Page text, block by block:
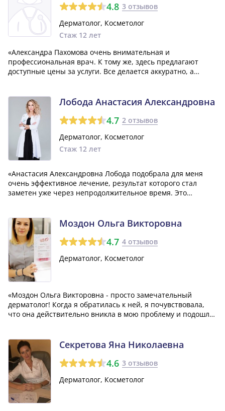
4.8 3 отзывов
Дерматолог, Косметолог
Стаж 12 лет
«Александра Пахомова очень внимательная и
профессиональная врач. К тому же, здесь предлагают
доступные цены за услуги. Все делается аккуратно, а
процедур. В центре используется только новое
оборудование,...»
Лобода Анастасия Александровна
4.7 2 отзывов
Дерматолог, Косметолог
Стаж 12 лет
«Анастасия Александровна Лобода подобрала для меня
очень эффективное лечение, результат которого стал
заметен уже через непродолжительное время. Это
уважительное отношение к своим пациентам.»
Моздон Ольга Викторовна
4.7 4 отзывов
Дерматолог, Косметолог
«Моздон Ольга Викторовна - просто замечательный
дерматолог! Когда я обратилась к ней, я почувствовала,
что она действительно вникла в мою проблему и подошла
хороших результатов!»Секретова Яна Николаевна
4.6 3 отзывов
Дерматолог, Косметолог